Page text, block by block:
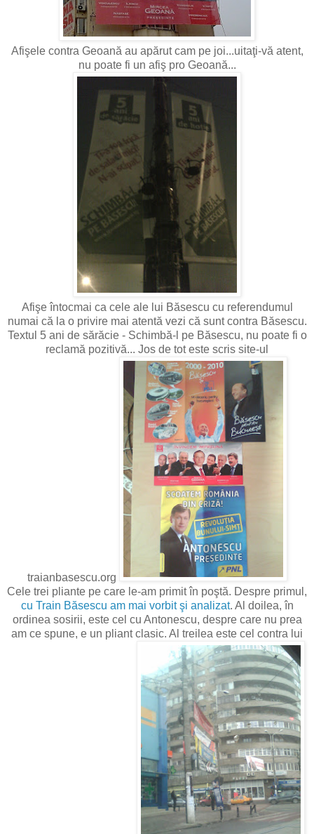
Afişele contra Geoană au apărut cam pe joi...uitaţi-vă atent,
nu poate fi un afiş pro Geoană...
Afişe întocmai ca cele ale lui Băsescu cu referendumul
numai că la o privire mai atentă vezi că sunt contra Băsescu.
Textul 5 ani de sărăcie - Schimbă-l pe Băsescu, nu poate fi o
reclamă pozitivă... Jos de tot este scris site-ul
traianbasescu.org
Cele trei pliante pe care le-am primit în poştă. Despre primul,
cu Train Băsescu am mai vorbit şi analizat. Al doilea, în
ordinea sosirii, este cel cu Antonescu, despre care nu prea
am ce spune, e un pliant clasic. Al treilea este cel contra lui